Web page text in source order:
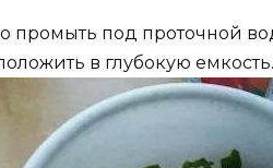
промыть под проточной
в глубокую емкость.